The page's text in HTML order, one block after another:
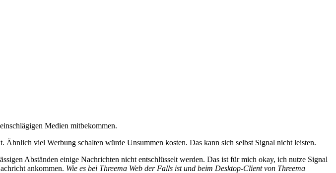
Medien mitbekommen.
viel Werbung schalten würde Unsummen kosten. Das kann sich selbst Signal nicht leisten.
Abständen einige Nachrichten nicht entschlüsselt werden. Das ist für mich okay, ich nutze Signal
ankommen. Wie es bei Threema Web der Falls ist und beim Desktop-Client von Threema